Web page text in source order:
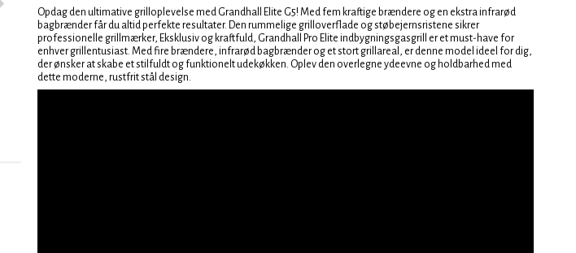
Opdag den ultimative grilloplevelse med Grandhall Elite G5! Med fem kraftige brændere og en ekstra infrarød
bagbrænder får du altid perfekte resultater. Den rummelige grilloverflade og støbejernsristene sikrer
professionelle grillmærker, Eksklusiv og kraftfuld, Grandhall Pro Elite indbygningsgasgrill er et must-have for
enhver grillentusiast. Med fire brændere, infrarød bagbrænder og et stort grillareal, er denne model ideel for dig,
der ønsker at skabe et stilfuldt og funktionelt udekøkken. Oplev den overlegne ydeevne og holdbarhed med
dette moderne, rustfrit stål design.